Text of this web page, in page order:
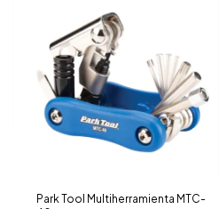
Park Tool Multiherramienta MTC-